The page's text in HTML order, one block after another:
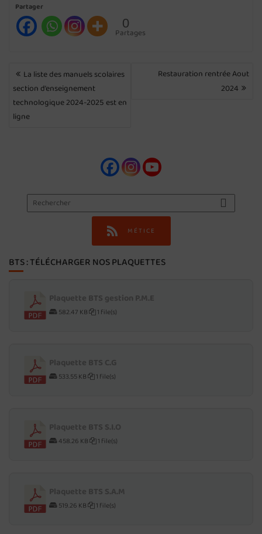
Partager
0
Partages
NAVIGATION
DE
L’ARTICLE
La liste des manuels scolaires
section d’enseignement
technologique 2024-2025 est en
ligne
Restauration rentrée Aout
2024
MÉTICE
BTS : TÉLÉCHARGER NOS PLAQUETTES
582.47 KB 1 file(s)
533.55 KB 1 file(s)
458.26 KB 1 file(s)
519.26 KB 1 file(s)